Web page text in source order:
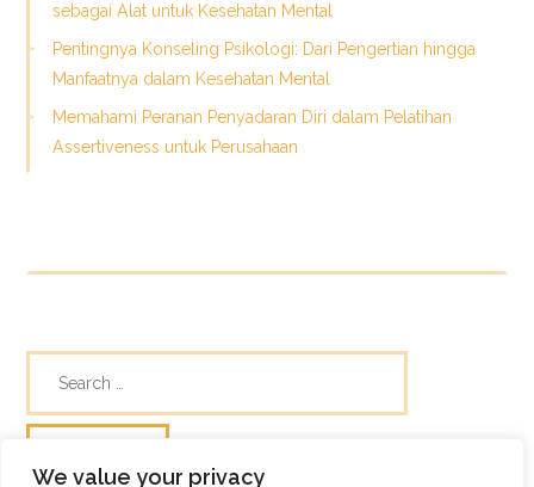
We value your privacy
sebagai Alat untuk Kesehatan Mental
Pentingnya Konseling Psikologi: Dari Pengertian hingga
Manfaatnya dalam Kesehatan Mental
Memahami Peranan Penyadaran Diri dalam Pelatihan
Assertiveness untuk Perusahaan